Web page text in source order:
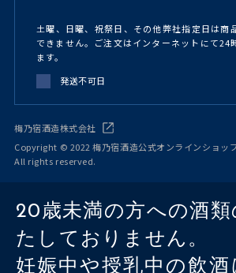
土曜、日曜、祝祭日、その他弊社指定日は商
できません。ご注文はインターネットにて24
ます。
発送不可日
梅乃宿酒造株式会社
Copyright © 2022 梅乃宿酒造公式オンラインショッ
All rights reserved.
20歳未満の方への酒類
たしておりません。
妊娠中や授乳中の飲酒